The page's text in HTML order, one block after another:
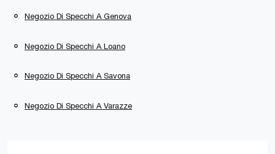
Negozio Di Specchi A Genova
Negozio Di Specchi A Loano
Negozio Di Specchi A Savona
Negozio Di Specchi A Varazze